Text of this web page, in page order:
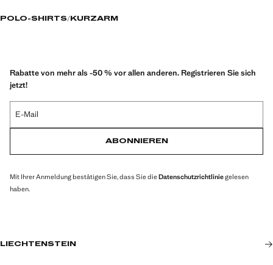
POLO-SHIRTS KURZARM
Rabatte von mehr als -50 % vor allen anderen. Registrieren Sie sich
jetzt!
E-Mail
ABONNIEREN
Mit Ihrer Anmeldung bestätigen Sie, dass Sie dieDatenschutzrichtliniegelesen
haben.
LIECHTENSTEIN